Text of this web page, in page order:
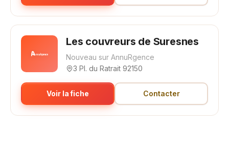
Les couvreurs de Suresnes
Nouveau sur AnnuRgence
3 Pl. du Ratrait 92150
Voir la fiche Contacter